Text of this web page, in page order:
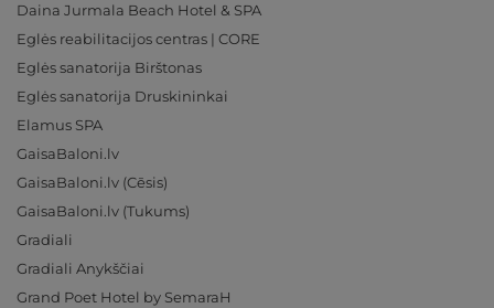
Daina Jurmala Beach Hotel & SPA
Eglės reabilitacijos centras | CORE
Eglės sanatorija Birštonas
Eglės sanatorija Druskininkai
Elamus SPA
GaisaBaloni.lv
GaisaBaloni.lv (Cēsis)
GaisaBaloni.lv (Tukums)
Gradiali
Gradiali Anykščiai
Grand Poet Hotel by SemaraH